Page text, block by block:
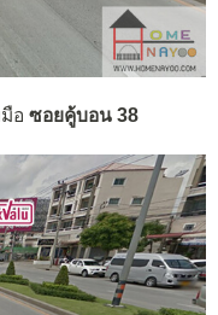
อ ซอยคู้บอน 38